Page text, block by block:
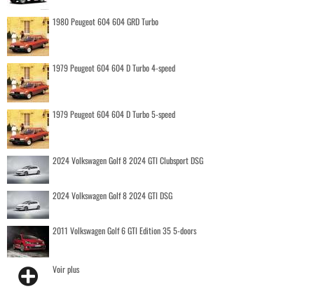
1980 Peugeot 604 604 GRD Turbo
1979 Peugeot 604 604 D Turbo 4-speed
1979 Peugeot 604 604 D Turbo 5-speed
2024 Volkswagen Golf 8 2024 GTI Clubsport DSG
2024 Volkswagen Golf 8 2024 GTI DSG
2011 Volkswagen Golf 6 GTI Edition 35 5-doors
Voir plus